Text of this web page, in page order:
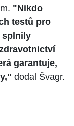
"Nikdo
testů pro
splnily
garantuje,
dodal Švagr.